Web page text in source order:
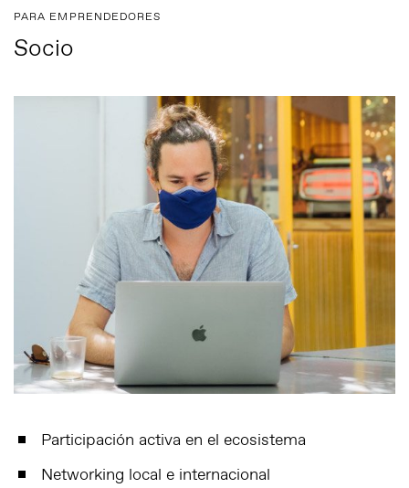
PARA EMPRENDEDORES
Socio
Participación activa en el ecosistema
Networking local e internacional